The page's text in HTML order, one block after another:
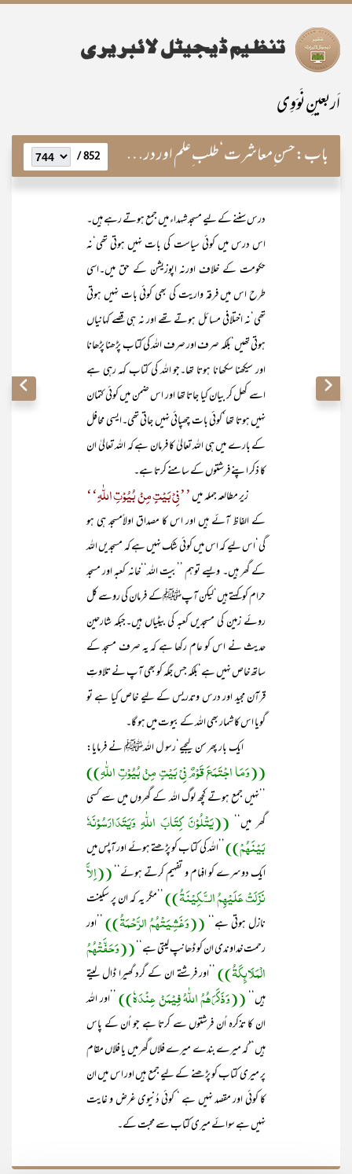
اَربعینِ نَوَوِی
باب:حسن ِمعاشرت‘طلب ِعلم اور درس وتدریس کی فضیلت 852 /
درس سننے کے لیے مسجد شہداء میں جمع ہوتے رہے ہیں۔
اس درس میں کوئی سیاست کی بات نہیں ہوتی تھی‘نہ
حکومت کے خلاف اورنہ اپوزیشن کے حق میں۔اسی
طرح اس میں فرقہ واریت کی بھی کوئی بات نہیں ہوتی
تھی‘نہ اختلافی مسائل ہوتے تھے اور نہ ہی قصے کہانیاں
ہوتی تھیں‘بلکہ صرف اور صرف اللہ کی کتاب پڑھنا پڑھانا
اور سیکھنا سکھانا ہوتا تھا۔جو اللہ کی کتاب کہہ رہی ہے
اسے کھل کر بیان کیا جاتا تھا اور اس ضمن میں کوئی کتمان
نہیں ہوتا تھا‘کوئی بات چھپائی نہیں جاتی تھی۔ایسی محافل
کے بارے میں ہی اللہ تعالیٰ کا فرمان ہے کہ اللہ تعالیٰ ان
کا ذکر اپنے فرشتوں کے سامنے کرتا ہے۔
زیر مطالعہ جملہ میں’’فِیْ بَیْتٍ مِنْ بُیُوْتِ اللّٰہِ‘‘
کے الفاظ آئے ہیں اور اس کا مصداق اولاًمسجد ہی ہو
گی‘اس لیے کہ اس میں کوئی شک نہیں ہے کہ مسجدیں اللہ
کے گھر ہیں۔ ویسے توہم ’’بیت اللہ‘‘خانہ کعبہ اور مسجد
حرام کو کہتے ہیں‘لیکن آپﷺکے فرمان کی روسے کل
روئے زمین کی مسجدیں کعبہ کی بیٹیاں ہیں۔جبکہ شارحین
حدیث نے اس کو عام رکھا ہے کہ یہ صرف مسجد کے
ساتھ خاص نہیں ہے‘بلکہ جس جگہ کو بھی آپ نے تلاوتِ
قرآن مجید اور درس وتدریس کے لیے خاص کیا ہے تو
گویا اس کا شمار بھی اللہ کے بیوت میں ہو گا۔
ایک بار پھر سن لیجیے‘رسو ل اللہﷺ نے فرمایا:
((وَمَا اجْتَمَعَ قَوْمٌ فِیْ بَیْتٍ مِنْ بُیُوْتِ اللّٰہِ))
’’نہیں جمع ہوتے کچھ لوگ اللہ کے گھروں میں سے کسی
گھر میں‘‘ ((یَتْلُوْنَ کِتَابَ اللّٰہِ وَیَتَدَارَسُوْنَہٗ
بَیْنَھُمْ)) ’’اللہ کی کتاب کو پڑھتے ہوئے اور آپس میں
ایک دوسرے کو افہام و تفہیم کرتے ہوئے‘‘ ((اِلاَّ
نَزَلَتْ عَلَیْھِمُ السَّکِیْنَۃُ)) ’’مگر یہ کہ ان پر سکینت
نازل ہوتی ہے‘‘ ((وَغَشِیَتْھُمُ الرَّحْمَۃُ)) ’’اور
رحمت خداوندی ان کو ڈھانپ لیتی ہے‘‘ ((وَحَفَّتْھُمُ
الْمَلَائِکَۃُ)) ’’اور فرشتے ان کے گرد گھیرا ڈال لیتے
ہیں‘‘ ((وَذَکَرَھُمُ اللّٰہُ فِیْمَنْ عِنْدَہٗ)) ’’اور اللہ
ان کا تذکرہ اُن فرشتوں سے کرتا ہے جو اُن کے پاس
ہیں‘‘کہ میرے بندے میرے فلاں گھر میں یا فلاں مقام
پر میری کتاب کو پڑھنے کے لیے جمع ہیں اور اس میں ان
کا کوئی اور مقصد نہیں ہے ‘ کوئی دُنیوی غرض و غایت
نہیں ہے سوائے میری کتاب سے محبت کے۔